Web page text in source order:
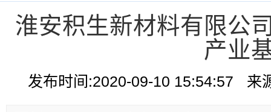
淮安积生新材料有限公
产业
发布时间:2020-09-10 15:54:57 来